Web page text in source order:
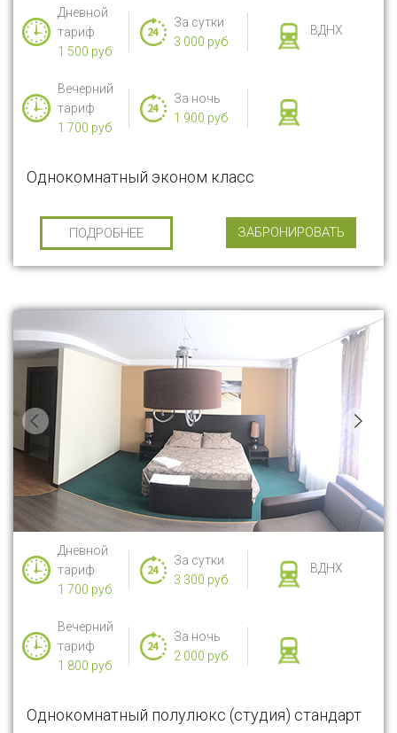
Дневной
тариф
1 500 руб
За сутки
3 000 руб
ВДНХ
Вечерний
тариф
1 700 руб
За ночь
1 900 руб
Однокомнатный эконом класс
ПОДРОБНЕЕ ЗАБРОНИРОВАТЬ
Дневной
тариф
1 700 руб
За сутки
3 300 руб
ВДНХ
Вечерний
тариф
1 800 руб
За ночь
2 000 руб
Однокомнатный полулюкс (студия) стандарт